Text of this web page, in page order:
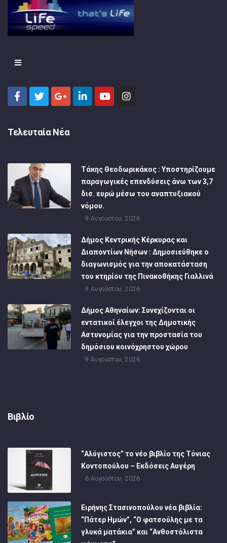
Τελευταία Νέα
Τάκης Θεοδωρικάκος : Υποστηρίζουμε
παραγωγικές επενδύσεις άνω των 3,7
δισ. ευρώ μέσω του αναπτυξιακού
νόμου.
9 Αυγούστου, 2026
Δήμος Κεντρικής Κέρκυρας και
Διαποντίων Νήσων : Δημοσιεύθηκε ο
διαγωνισμός για την αποκατάσταση
του κτηρίου της Πινακοθήκης Γιαλλινά
9 Αυγούστου, 2026
Δήμος Αθηναίων: Συνεχίζονται οι
εντατικοί έλεγχοι της Δημοτικής
Αστυνομίας για την προστασία του
δημόσιου κοινόχρηστου χώρου
9 Αυγούστου, 2026
Βιβλίο
“Αλύγιστος” το νέο βιβλίο της Τόνιας
Κοντοπούλου – Εκδόσεις Αυγέρη
6 Αυγούστου, 2026
Ειρήνης Στασινοπούλου νέα βιβλία:
“Πάτερ Ημών”, “Ο φατσούλης με τα
γλυκά ματάκια” και “Ανθοστόλιστα